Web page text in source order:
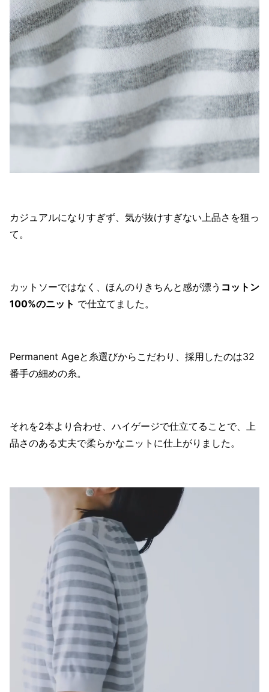
カジュアルになりすぎず、気が抜けすぎない上品さを狙っ
て。
カットソーではなく、ほんのりきちんと感が漂う コットン
100%のニット で仕立てました。
Permanent Ageと糸選びからこだわり、採用したのは32
番手の細めの糸。
それを2本より合わせ、ハイゲージで仕立てることで、上
品さのある丈夫で柔らかなニットに仕上がりました。